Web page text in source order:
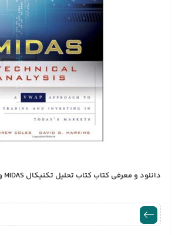
دانلود و معرفی کتاب کتاب تحلیل تکنیکال MIDAS و VWAP اثر پائول لوین